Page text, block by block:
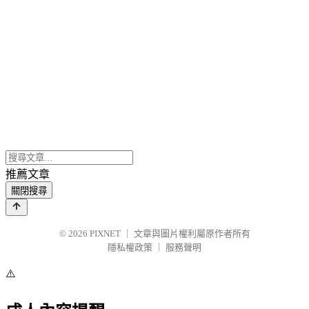
推薦文章
關閉搜尋
© 2026 PIXNET
文章與圖片權利屬原作者所有
隱私權政策
服務聲明
⚠️